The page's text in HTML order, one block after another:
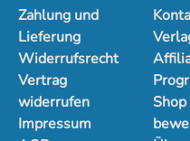
Zahlung und
Lieferung
Widerrufsrecht
Vertrag
widerrufen
Impressum
Shop